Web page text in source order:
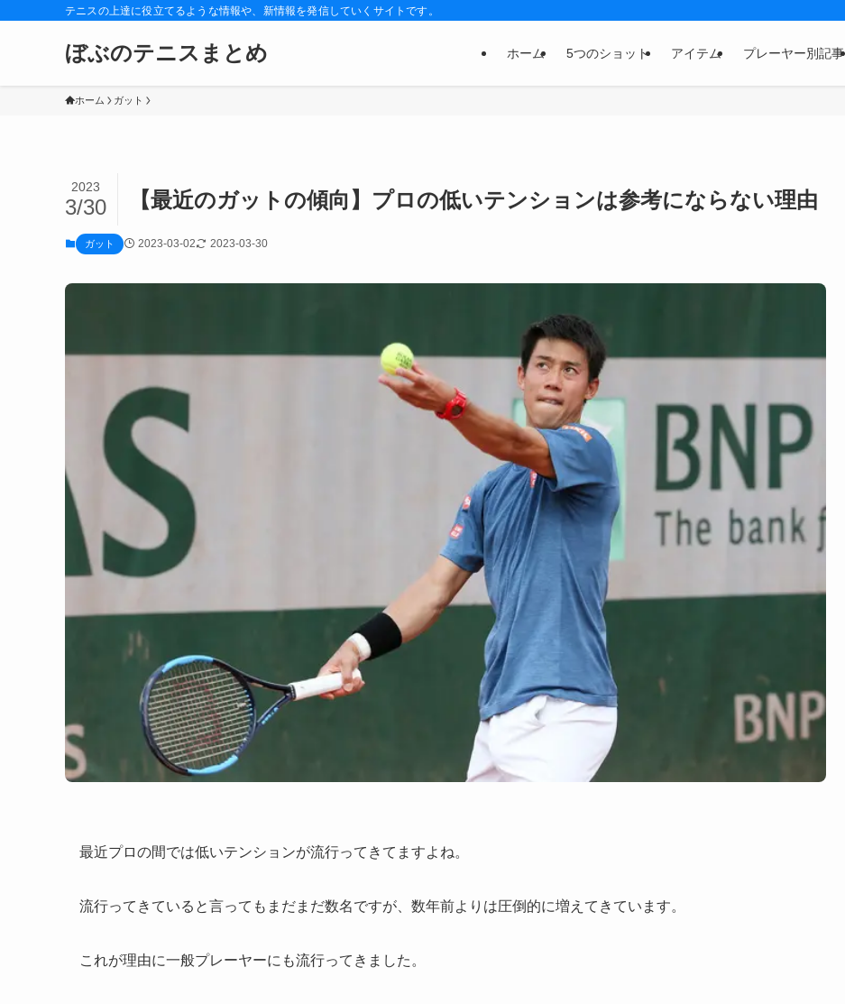
テニスの上達に役立てるような情報や、新情報を発信していくサイトです。
ぼぶのテニスまとめ ホーム 5つのショット アイテム プレーヤー別記事
ホーム ガット
【最近のガットの傾向】プロの低いテンションは参考にならない理由
2023
3/30
ガット 2023-03-02 2023-03-30
最近プロの間では低いテンションが流行ってきてますよね。
流行ってきていると言ってもまだまだ数名ですが、数年前よりは圧倒的に増えてきています。
これが理由に一般プレーヤーにも流行ってきました。